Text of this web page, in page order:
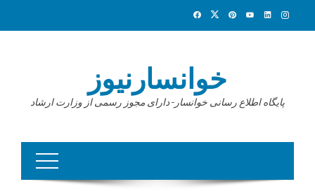
خوانسارنیوز
پایگاه اطلاع رسانی خوانسار- دارای مجوز رسمی از وزارت ارشاد